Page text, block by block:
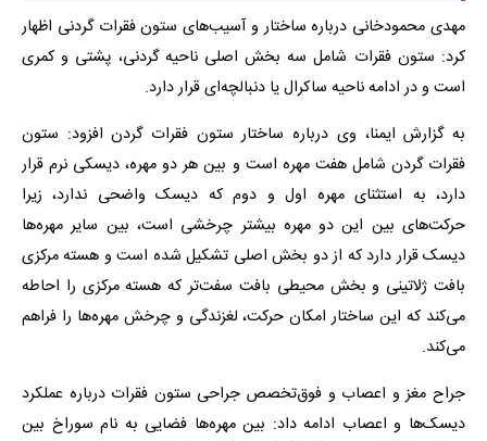
مهدی محمودخانی درباره ساختار و آسیب‌های ستون فقرات گردنی اظهار
کرد: ستون فقرات شامل سه بخش اصلی ناحیه گردنی، پشتی و کمری
است و در ادامه ناحیه ساکرال یا دنبالچه‌ای قرار دارد.
به گزارش ایمنا، وی درباره ساختار ستون فقرات گردن افزود: ستون
فقرات گردن شامل هفت مهره است و بین هر دو مهره، دیسکی نرم قرار
دارد، به استثنای مهره اول و دوم که دیسک واضحی ندارد، زیرا
حرکت‌های بین این دو مهره بیشتر چرخشی است، بین سایر مهره‌ها
دیسک قرار دارد که از دو بخش اصلی تشکیل شده است و هسته مرکزی
بافت ژلاتینی و بخش محیطی بافت سفت‌تر که هسته مرکزی را احاطه
می‌کند که این ساختار امکان حرکت، لغزندگی و چرخش مهره‌ها را فراهم
می‌کند.
جراح مغز و اعصاب و فوق‌تخصص جراحی ستون فقرات درباره عملکرد
دیسک‌ها و اعصاب ادامه داد: بین مهره‌ها فضایی به نام سوراخ بین